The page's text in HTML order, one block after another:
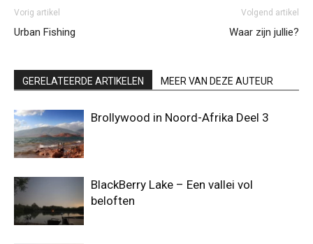
Vorig artikel
Urban Fishing
Volgend artikel
Waar zijn jullie?
GERELATEERDE ARTIKELEN MEER VAN DEZE AUTEUR
Brollywood in Noord-Afrika Deel 3
BlackBerry Lake – Een vallei vol
beloften